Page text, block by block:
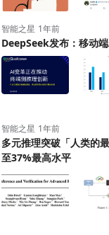
智能之星 1年前
DeepSeek发布：移动
智能之星 1年前
多元推理突破「人类的
至37%最高水平